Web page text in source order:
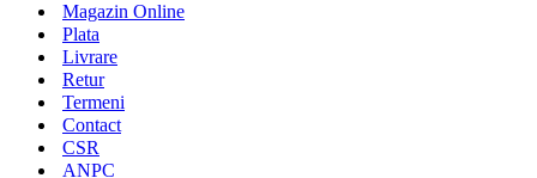
Magazin Online
Plata
Livrare
Retur
Termeni
Contact
CSR
ANPC